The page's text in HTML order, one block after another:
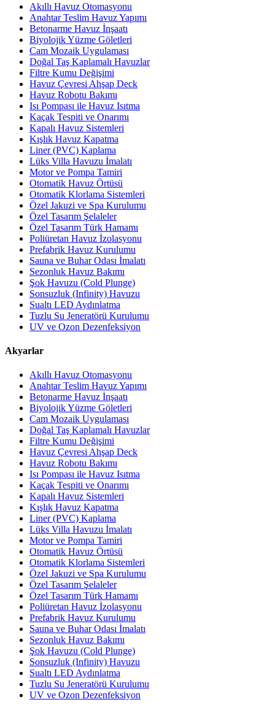
Akıllı Havuz Otomasyonu
Anahtar Teslim Havuz Yapımı
Betonarme Havuz İnşaatı
Biyolojik Yüzme Göletleri
Cam Mozaik Uygulaması
Doğal Taş Kaplamalı Havuzlar
Filtre Kumu Değişimi
Havuz Çevresi Ahşap Deck
Havuz Robotu Bakımı
Isı Pompası ile Havuz Isıtma
Kaçak Tespiti ve Onarımı
Kapalı Havuz Sistemleri
Kışlık Havuz Kapatma
Liner (PVC) Kaplama
Lüks Villa Havuzu İmalatı
Motor ve Pompa Tamiri
Otomatik Havuz Örtüsü
Otomatik Klorlama Sistemleri
Özel Jakuzi ve Spa Kurulumu
Özel Tasarım Şelaleler
Özel Tasarım Türk Hamamı
Poliüretan Havuz İzolasyonu
Prefabrik Havuz Kurulumu
Sauna ve Buhar Odası İmalatı
Sezonluk Havuz Bakımı
Şok Havuzu (Cold Plunge)
Sonsuzluk (Infinity) Havuzu
Sualtı LED Aydınlatma
Tuzlu Su Jeneratörü Kurulumu
UV ve Ozon Dezenfeksiyon
Akyarlar
Akıllı Havuz Otomasyonu
Anahtar Teslim Havuz Yapımı
Betonarme Havuz İnşaatı
Biyolojik Yüzme Göletleri
Cam Mozaik Uygulaması
Doğal Taş Kaplamalı Havuzlar
Filtre Kumu Değişimi
Havuz Çevresi Ahşap Deck
Havuz Robotu Bakımı
Isı Pompası ile Havuz Isıtma
Kaçak Tespiti ve Onarımı
Kapalı Havuz Sistemleri
Kışlık Havuz Kapatma
Liner (PVC) Kaplama
Lüks Villa Havuzu İmalatı
Motor ve Pompa Tamiri
Otomatik Havuz Örtüsü
Otomatik Klorlama Sistemleri
Özel Jakuzi ve Spa Kurulumu
Özel Tasarım Şelaleler
Özel Tasarım Türk Hamamı
Poliüretan Havuz İzolasyonu
Prefabrik Havuz Kurulumu
Sauna ve Buhar Odası İmalatı
Sezonluk Havuz Bakımı
Şok Havuzu (Cold Plunge)
Sonsuzluk (Infinity) Havuzu
Sualtı LED Aydınlatma
Tuzlu Su Jeneratörü Kurulumu
UV ve Ozon Dezenfeksiyon